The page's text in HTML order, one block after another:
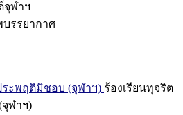
จุฬาฯ
รรยากาศ
ระพฤติมิชอบ (จุฬาฯ) ร้องเรียนทุจริต
ฬาฯ)